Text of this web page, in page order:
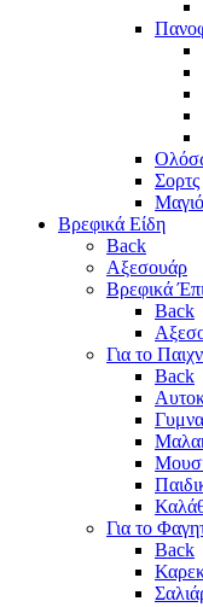
Σορτς
Μαγιό
Βρεφικά Είδη
Back
Αξεσουάρ
Βρεφικά
Back
Για το
Back
Για το
Back